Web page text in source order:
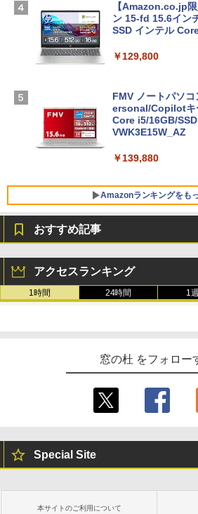
【Amazon.co.jp
ン 15-fd 15.6イン
SSD インテル
￥129,800
FMV ノートパソ
ersonal/Copilotキ
Core i5/16GB/
VWK3E15W_AZ
￥139,880
Amazonランキングをも
定バーチャルアイ
インゲームコード
ラインコード版
Robloxギフトカー
定バーチャルアイ
ラインコード版
￥1,600
Microsoft Office
4(最新 永続版)|オ
￥39,582
￥1,766
出す プロンプトの
ズ (はぴーイラスト
￥480
非エンジニア 初心
方 マニュアル AI
にもKindle出版に
￥99
ンチディスプレイ
週間持続バッテリ
ク
Amazon Kindle -
ない、大きな画面
書籍リーダー、ブ
Kindle
るさ自動調整、色
持続バッテリー、
おすすめ記事
アクセスランキング
1時間 24時間 1
窓の杜 をフォロー
Special Site
本サイトのご利用について